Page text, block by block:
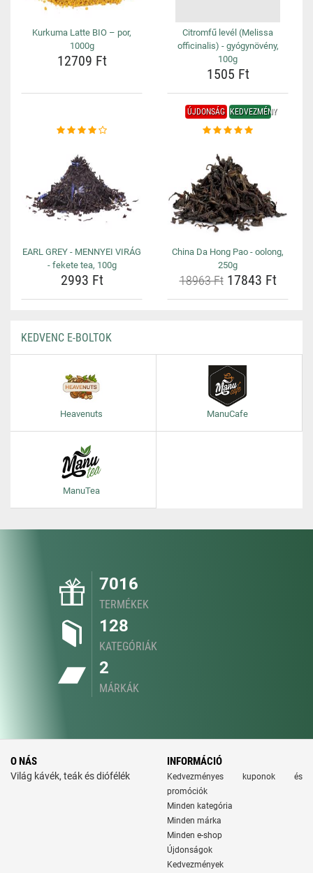
Kurkuma Latte BIO – por,
1000g
12709 Ft
Citromfű levél (Melissa
officinalis) - gyógynövény,
100g
1505 Ft
EARL GREY - MENNYEI VIRÁG
- fekete tea, 100g
2993 Ft
ÚJDONSÁG KEDVEZMÉNY
China Da Hong Pao - oolong,
250g
18963 Ft17843 Ft
KEDVENC E-BOLTOK
Heavenuts ManuCafe
ManuTea
7016
TERMÉKEK
128
KATEGÓRIÁK
2
MÁRKÁK
O NÁS
Világ kávék, teák és diófélék
INFORMÁCIÓ
Kedvezményes kuponok és
promóciók
Minden kategória
Minden márka
Minden e-shop
Újdonságok
Kedvezmények